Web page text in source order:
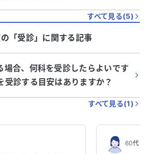
すべて見る(5)
の「受診」に関する記事
場合、何科を受診したらよいです
受診する目安はありますか？
すべて見る(1)
60代・